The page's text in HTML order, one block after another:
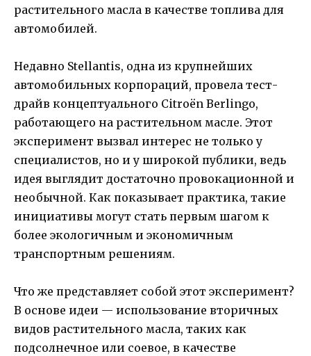
растительного масла в качестве топлива для
автомобилей.
Недавно Stellantis, одна из крупнейших
автомобильных корпораций, провела тест-
драйв концептуального Citroën Berlingo,
работающего на растительном масле. Этот
эксперимент вызвал интерес не только у
специалистов, но и у широкой публики, ведь
идея выглядит достаточно провокационной и
необычной. Как показывает практика, такие
инициативы могут стать первым шагом к
более экологичным и экономичным
транспортным решениям.
Что же представляет собой этот эксперимент?
В основе идеи — использование вторичных
видов растительного масла, таких как
подсолнечное или соевое, в качестве